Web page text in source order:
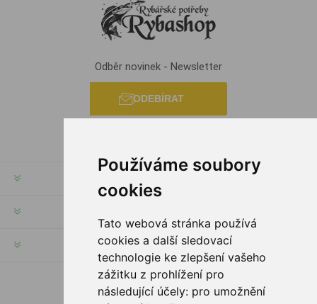
Používáme soubory
cookies
Tato webová stránka používá
cookies a další sledovací
technologie ke zlepšení vašeho
zážitku z prohlížení pro
následující účely: pro umožnění
Odběr novinek - Newsletter
ODEBÍRAT
INFORMACE
SLEDUJTE NÁS